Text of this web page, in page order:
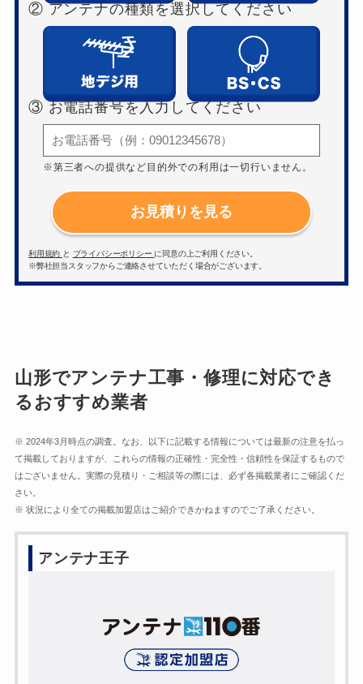
② アンテナの種類を選択してください
③ お電話番号を入力してください
※第三者への提供など目的外での利用は一切行いません。
お見積りを見る
利用規約 と プライバシーポリシー に同意の上ご利用ください。
※弊社担当スタッフからご連絡させていただく場合がございます。
山形でアンテナ工事・修理に対応でき
るおすすめ業者
※ 2024年3月時点の調査。なお、以下に記載する情報については最新の注意を払っ
て掲載しておりますが、これらの情報の正確性・完全性・信頼性を保証するもので
はございません。実際の見積り・ご相談等の際には、必ず各掲載業者にご確認くだ
さい。
※ 状況により全ての掲載加盟店はご紹介できかねますのでご了承ください。
アンテナ王子